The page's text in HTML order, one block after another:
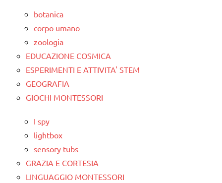
botanica
corpo umano
zoologia
EDUCAZIONE COSMICA
ESPERIMENTI E ATTIVITA' STEM
GEOGRAFIA
GIOCHI MONTESSORI
I spy
lightbox
sensory tubs
GRAZIA E CORTESIA
LINGUAGGIO MONTESSORI